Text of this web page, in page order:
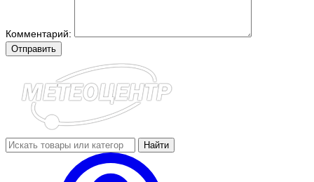
Комментарий:
Отправить
Найти